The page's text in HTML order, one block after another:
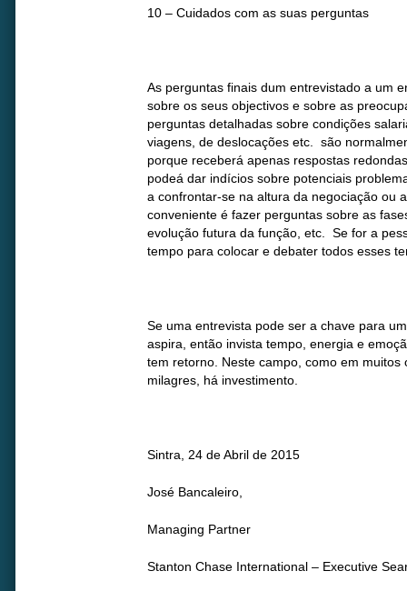
10 – Cuidados com as suas perguntas
As perguntas finais dum entrevistado a um
sobre os seus objectivos e sobre as
perguntas detalhadas sobre condições
viagens, de deslocações etc. são
porque receberá apenas respostas
podeá dar indícios sobre potenciais
a confrontar-se na altura da negociação ou
conveniente é fazer perguntas sobre as
evolução futura da função, etc. Se for a
tempo para colocar e debater todos esses
Se uma entrevista pode ser a chave para
aspira, então invista tempo, energia e
tem retorno. Neste campo, como em muitos
milagres, há investimento.
Sintra, 24 de Abril de 2015
José Bancaleiro,
Managing Partner
Stanton Chase International – Executive